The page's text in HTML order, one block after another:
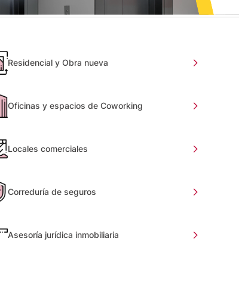
Residencial y Obra nueva
Oficinas y espacios de Coworking
Locales comerciales
Correduría de seguros
Asesoría jurídica inmobiliaria